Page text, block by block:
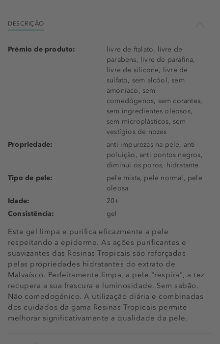
DESCRIÇÃO
Este gel limpa e purifica eficazmente a pele
respeitando a epiderme. As ações purificantes e
suavizantes das Resinas Tropicais são reforçadas
pelas propriedades hidratantes do extrato de
Malvaísco. Perfeitamente limpa, a pele "respira", a tez
recupera a sua frescura e luminosidade. Sem sabão.
Não comedogénico. A utilização diária e combinadas
dos cuidados da gama Resinas Tropicais permite
melhorar significativamente a qualidade da pele.
Prémio de produto:
livre de ftalato, livre de
parabens, livre de parafina,
livre de silicone, livre de
sulfato, sem alcóol, sem
amoníaco, sem
comedógenos, sem corantes,
sem ingredientes oleosos,
sem microplásticos, sem
vestígios de nozes
Propriedade:
anti-impurezas na pele, anti-
poluição, anti pontos negros,
diminui os poros, hidratante
Tipo de pele:
pele mista, pele normal, pele
oleosa
Idade:
20+
Consistência:
gel